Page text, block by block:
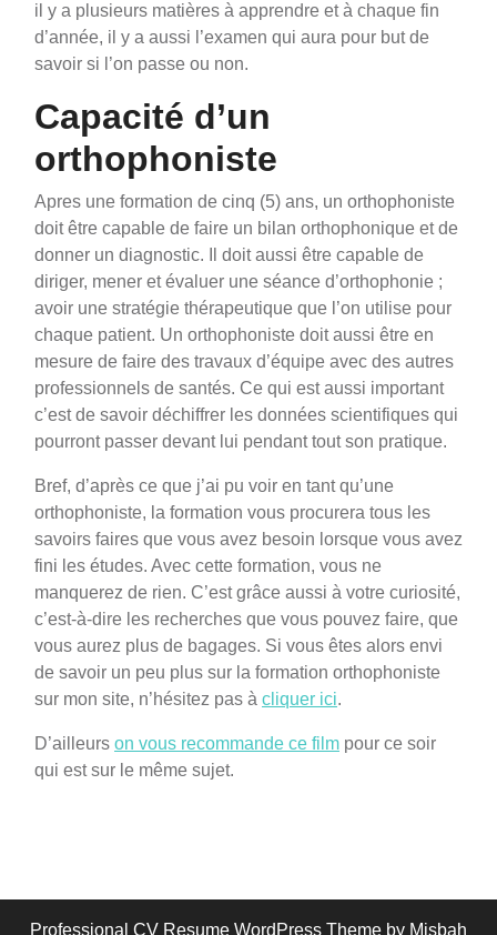
il y a plusieurs matières à apprendre et à chaque fin
d’année, il y a aussi l’examen qui aura pour but de
savoir si l’on passe ou non.
Capacité d’un
orthophoniste
Apres une formation de cinq (5) ans, un orthophoniste
doit être capable de faire un bilan orthophonique et de
donner un diagnostic. Il doit aussi être capable de
diriger, mener et évaluer une séance d’orthophonie ;
avoir une stratégie thérapeutique que l’on utilise pour
chaque patient. Un orthophoniste doit aussi être en
mesure de faire des travaux d’équipe avec des autres
professionnels de santés. Ce qui est aussi important
c’est de savoir déchiffrer les données scientifiques qui
pourront passer devant lui pendant tout son pratique.
Bref, d’après ce que j’ai pu voir en tant qu’une
orthophoniste, la formation vous procurera tous les
savoirs faires que vous avez besoin lorsque vous avez
fini les études. Avec cette formation, vous ne
manquerez de rien. C’est grâce aussi à votre curiosité,
c’est-à-dire les recherches que vous pouvez faire, que
vous aurez plus de bagages. Si vous êtes alors envi
de savoir un peu plus sur la formation orthophoniste
sur mon site, n’hésitez pas à cliquer ici.
D’ailleurs on vous recommande ce film pour ce soir
qui est sur le même sujet.
Professional CV Resume WordPress Theme by Misbah